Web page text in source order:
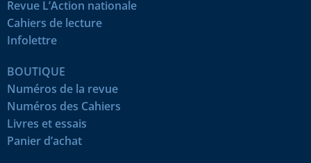
Revue L’Action nationale
Cahiers de lecture
Infolettre
BOUTIQUE
Numéros de la revue
Numéros des Cahiers
Livres et essais
Panier d’achat